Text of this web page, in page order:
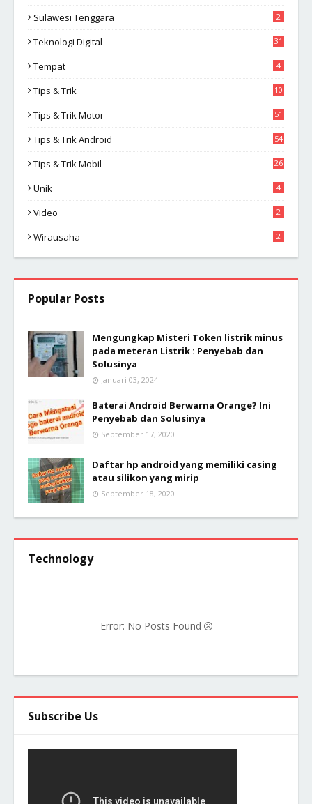
Sulawesi Tenggara 2
Teknologi Digital 31
Tempat 4
Tips & Trik
10
Tips & Trik Motor 51
Tips & Trik Android 54
Tips & Trik Mobil 26
Unik 4
Video 2
Wirausaha 2
Popular Posts
Mengungkap Misteri Token listrik minus
pada meteran Listrik : Penyebab dan
Solusinya
Januari 03, 2024
Baterai Android Berwarna Orange? Ini
Penyebab dan Solusinya
September 17, 2020
Daftar hp android yang memiliki casing
atau silikon yang mirip
September 18, 2020
Technology
Error: No Posts Found
Subscribe Us